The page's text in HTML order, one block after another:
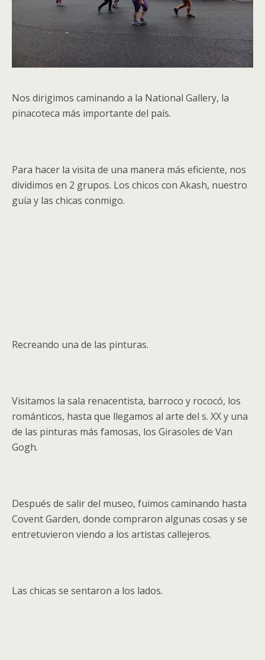
Nos dirigimos caminando a la National Gallery, la
pinacoteca más importante del país.
Para hacer la visita de una manera más eficiente, nos
dividimos en 2 grupos. Los chicos con Akash, nuestro
guía y las chicas conmigo.
Recreando una de las pinturas.
Visitamos la sala renacentista, barroco y rococó, los
románticos, hasta que llegamos al arte del s. XX y una
de las pinturas más famosas, los Girasoles de Van
Gogh.
Después de salir del museo, fuimos caminando hasta
Covent Garden, donde compraron algunas cosas y se
entretuvieron viendo a los artistas callejeros.
Las chicas se sentaron a los lados.